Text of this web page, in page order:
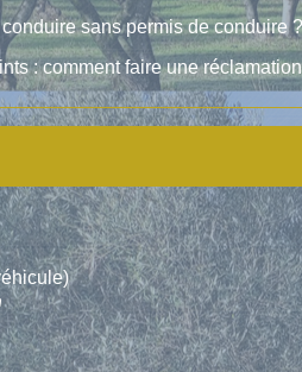
sans permis de conduire
: comment faire une